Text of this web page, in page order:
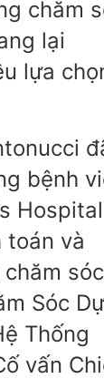
chăm
lại
lựa
bệnh
Hospital
toán và
sóc
Sóc
Thống
vấn